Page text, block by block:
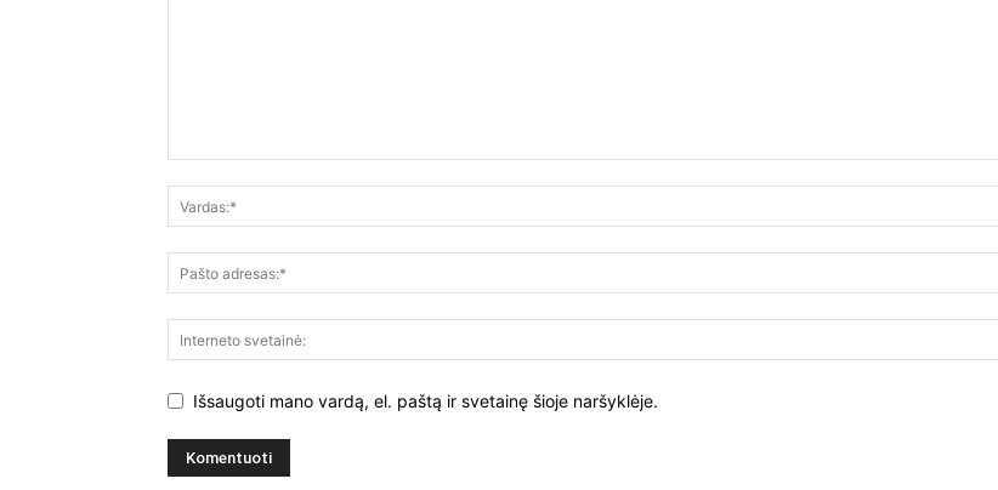
Išsaugoti mano vardą, el. paštą ir svetainę šioje naršyklėje.